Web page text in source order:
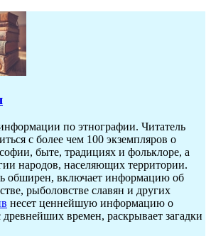
по этнографии. Читатель
с более чем 100 экземпляров о
быте, традициях и фольклоре, а
народов, населяющих территории.
обширен, включает информацию об
рыболовстве славян и других
несет ценнейшую информацию о
времен, раскрывает загадки